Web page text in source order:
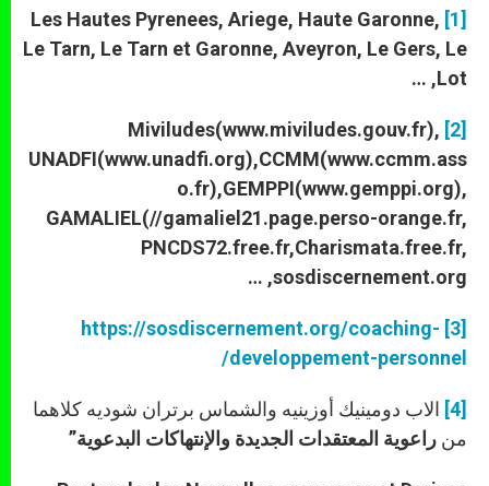
[1]
Les Hautes Pyrenees, Ariege, Haute Garonne,
Le Tarn, Le Tarn et Garonne, Aveyron, Le Gers, Le
Lot, …
[2]
Miviludes(www.miviludes.gouv.fr),
UNADFI(www.unadfi.org),CCMM(www.ccmm.ass
o.fr),GEMPPI(www.gemppi.org),
GAMALIEL(//gamaliel21.page.perso-orange.fr,
PNCDS72.free.fr,Charismata.free.fr,
sosdiscernement.org, …
[3]
https://sosdiscernement.org/coaching-
developpement-personnel/
[4]
الاب دومينيك أوزينيه والشماس برتران شوديه كلاهما
من راعوية المعتقدات الجديدة والإنتهاكات البدعوية”